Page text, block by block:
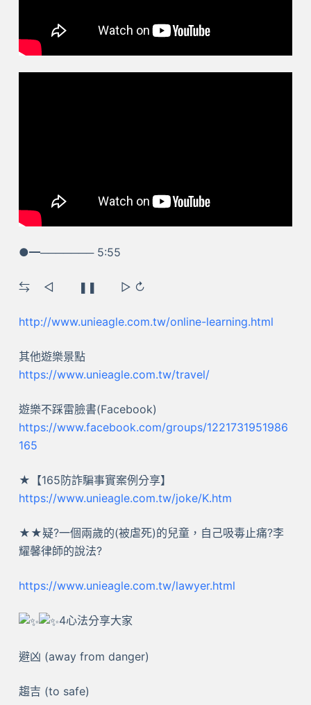
●━─────── 5:55
⇆ ㅤ◁ ㅤㅤ❚❚ ㅤㅤ▷ ↻
http://www.unieagle.com.tw/online-learning.html
其他遊樂景點
https://www.unieagle.com.tw/travel/
遊樂不踩雷臉書(Facebook)
https://www.facebook.com/groups/1221731951986
165
★【165防詐騙事實案例分享】
https://www.unieagle.com.tw/joke/K.htm
★★疑?一個兩歲的(被虐死)的兒童，自己吸毒止痛?李
耀馨律師的說法?
https://www.unieagle.com.tw/lawyer.html
4心法分享大家
避凶 (away from danger)
趨吉 (to safe)